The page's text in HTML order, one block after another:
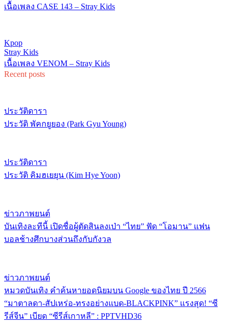
เนื้อเพลง CASE 143 – Stray Kids
Kpop
Stray Kids
เนื้อเพลง VENOM – Stray Kids
Recent posts
ประวัติดารา
ประวัติ พัคกยูยอง (Park Gyu Young)
ประวัติดารา
ประวัติ คิมฮเยยุน (Kim Hye Yoon)
ข่าวภาพยนต์
บันเทิงละทีนี้ เปิดชื่อผู้ตัดสินลงเป่า “ไทย” ฟัด “โอมาน” แฟน
บอลช้างศึกบางส่วนถึงกับกังวล
ข่าวภาพยนต์
หมวดบันเทิง คำค้นหายอดนิยมบน Google ของไทย ปี 2566
“มาตาลดา-สัปเหร่อ-ทรงอย่างแบด-BLACKPINK” แรงสุด! “ซี
รีส์จีน” เบียด “ซีรีส์เกาหลี” : PPTVHD36